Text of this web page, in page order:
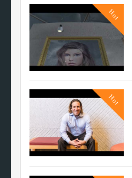
Hot
Hot